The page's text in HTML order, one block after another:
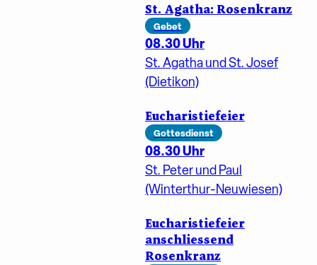
St. Agatha: Rosenkranz
Gebet
08.30 Uhr
St. Agatha und St. Josef
(Dietikon)
Eucharistiefeier
Gottesdienst
08.30 Uhr
St. Peter und Paul
(Winterthur-Neuwiesen)
Eucharistiefeier
anschliessend
Rosenkranz